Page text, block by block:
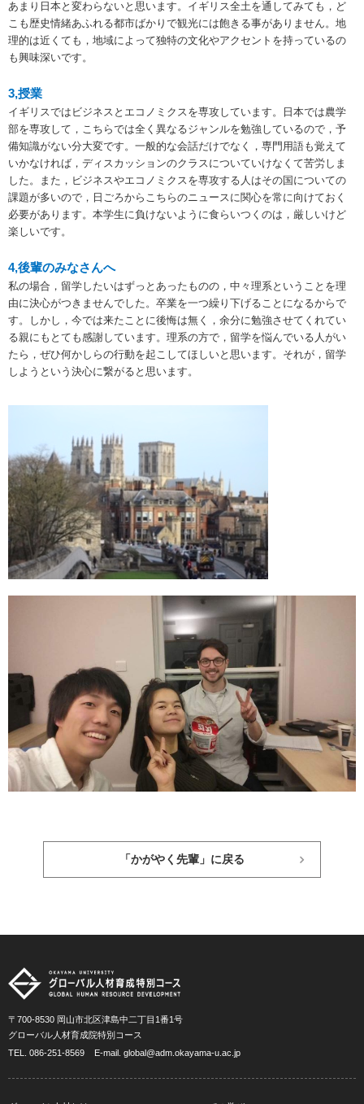
あまり日本と変わらないと思います。イギリス全土を通してみても，ど
こも歴史情緒あふれる都市ばかりで観光には飽きる事がありません。地
理的は近くても，地域によって独特の文化やアクセントを持っているの
も興味深いです。
3,授業
イギリスではビジネスとエコノミクスを専攻しています。日本では農学
部を専攻して，こちらでは全く異なるジャンルを勉強しているので，予
備知識がない分大変です。一般的な会話だけでなく，専門用語も覚えて
いかなければ，ディスカッションのクラスについていけなくて苦労しま
した。また，ビジネスやエコノミクスを専攻する人はその国についての
課題が多いので，日ごろからこちらのニュースに関心を常に向けておく
必要があります。本学生に負けないように食らいつくのは，厳しいけど
楽しいです。
4,後輩のみなさんへ
私の場合，留学したいはずっとあったものの，中々理系ということを理
由に決心がつきませんでした。卒業を一つ繰り下げることになるからで
す。しかし，今では来たことに後悔は無く，余分に勉強させてくれてい
る親にもとても感謝しています。理系の方で，留学を悩んでいる人がい
たら，ぜひ何かしらの行動を起こしてほしいと思います。それが，留学
しようという決心に繋がると思います。
「かがやく先輩」に戻る
〒700-8530 岡山市北区津島中二丁目1番1号
グローバル人材育成院特別コース
TEL. 086-251-8569 E-mail. global@adm.okayama-u.ac.jp